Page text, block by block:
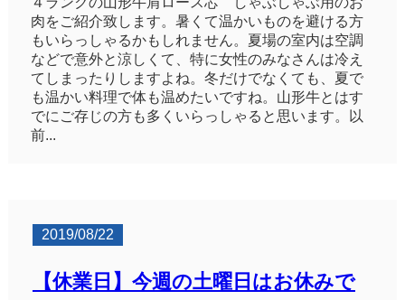
肉をご紹介致します。暑くて温かいものを避ける方
もいらっしゃるかもしれません。夏場の室内は空調
などで意外と涼しくて、特に女性のみなさんは冷え
てしまったりしますよね。冬だけでなくても、夏で
も温かい料理で体も温めたいですね。山形牛とはす
でにご存じの方も多くいらっしゃると思います。以
前...
2019/08/22
【休業日】今週の土曜日はお休みで